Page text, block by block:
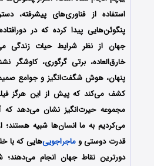
استفاده از فناوری‌های پیشرفته،
پنگوئن‌هایی پیدا کرده که در
جهان از نظر شرایط حیات زندگی
خارق‌العاده، برتی گرگوری، کاوشگر
پنهان، هوش شگفت‌انگیز و جوامع
کشف می‌کند که پیش از این هرگز
مجموعه حیرت‌انگیز نشان می‌دهد
می‌کردیم به ما انسان‌ها شبیه هستند؛
قدرت دوستی وماجراجویی‌هایی که با
دورترین نقاط جهان انجام می‌دهند؛